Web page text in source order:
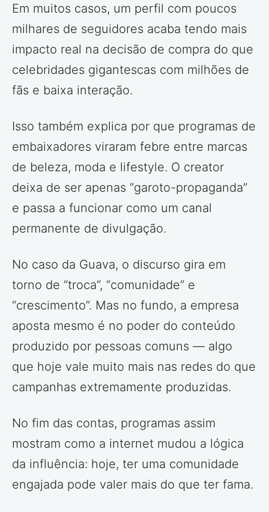
Em muitos casos, um perfil com poucos
milhares de seguidores acaba tendo mais
impacto real na decisão de compra do que
celebridades gigantescas com milhões de
fãs e baixa interação.
Isso também explica por que programas de
embaixadores viraram febre entre marcas
de beleza, moda e lifestyle. O creator
deixa de ser apenas “garoto-propaganda”
e passa a funcionar como um canal
permanente de divulgação.
No caso da Guava, o discurso gira em
torno de “troca”, “comunidade” e
“crescimento”. Mas no fundo, a empresa
aposta mesmo é no poder do conteúdo
produzido por pessoas comuns — algo
que hoje vale muito mais nas redes do que
campanhas extremamente produzidas.
No fim das contas, programas assim
mostram como a internet mudou a lógica
da influência: hoje, ter uma comunidade
engajada pode valer mais do que ter fama.